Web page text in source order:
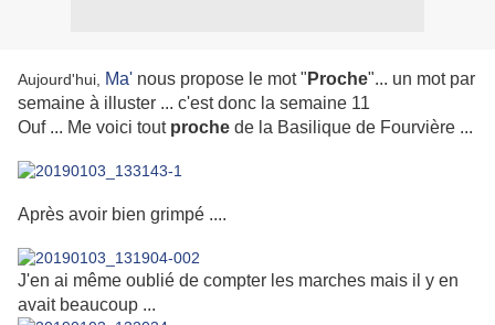
Aujourd'hui, Ma' nous propose le mot " Proche"... un mot par
semaine à illuster ... c'est donc la semaine 11
Ouf ... Me voici tout proche de la Basilique de Fourvière ...
Après avoir bien grimpé ....
J'en ai même oublié de compter les marches mais il y en
avait beaucoup ...